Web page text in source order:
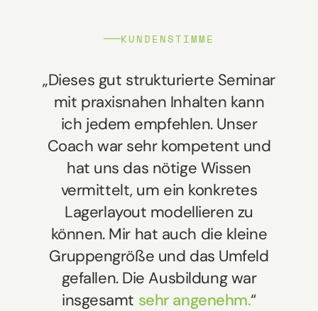
KUNDENSTIMME
„Dieses gut strukturierte Seminar
mit praxisnahen Inhalten kann
ich jedem empfehlen. Unser
Coach war sehr kompetent und
hat uns das nötige Wissen
vermittelt, um ein konkretes
Lagerlayout modellieren zu
können. Mir hat auch die kleine
Gruppengröße und das Umfeld
gefallen. Die Ausbildung war
insgesamt sehr angenehm.“